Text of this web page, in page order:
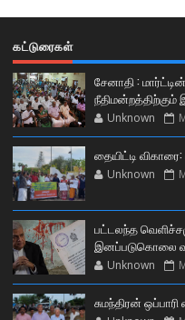
கட்டுரைகள்
சேனாதி :
Unknown
தையிட்டி
Unknown
பட்டலந்த
இனப்படுகொலை
Unknown
சுமந்திரன்